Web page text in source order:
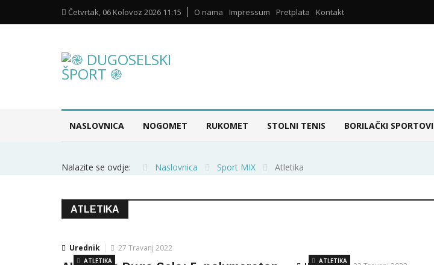
Četvrtak, 06 Kolovoz 2026 11:15 O nama Impressum Pretplata Kontakt
NASLOVNICA NOGOMET RUKOMET STOLNI TENIS BORILAČKI SPORTOVI
Nalazite se ovdje: Naslovnica Sport MIX Atletika
ATLETIKA
Urednik
ATLETIKA
27 Travanj 2022
ATLETIKA